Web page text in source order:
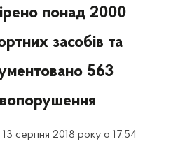
понад 2000
засобів та
563
серпня 2018 року о 17:54